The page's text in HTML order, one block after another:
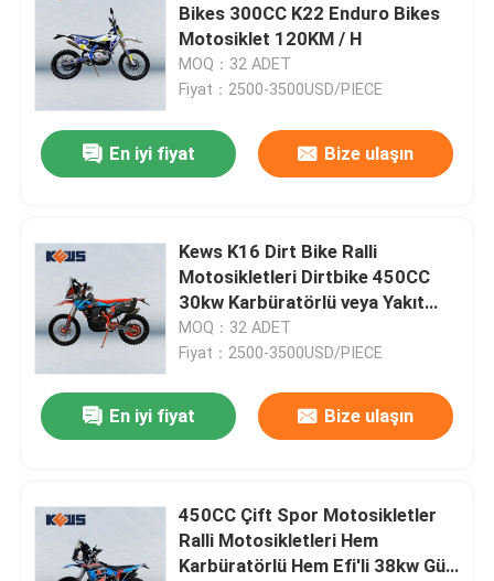
Ürünler
Bikes 300CC K22 Enduro Bikes
Motosiklet 120KM / H
MOQ：32 ADET
Fiyat：2500-3500USD/PIECE
En iyi fiyat Bize ulaşın
Kews K16 Dirt Bike Ralli
Motosikletleri Dirtbike 450CC
30kw Karbüratörlü veya Yakıt
Enjeksiyonlu
MOQ：32 ADET
Fiyat：2500-3500USD/PIECE
En iyi fiyat Bize ulaşın
450CC Çift Spor Motosikletler
Ralli Motosikletleri Hem
Karbüratörlü Hem Efi'li 38kw Güç